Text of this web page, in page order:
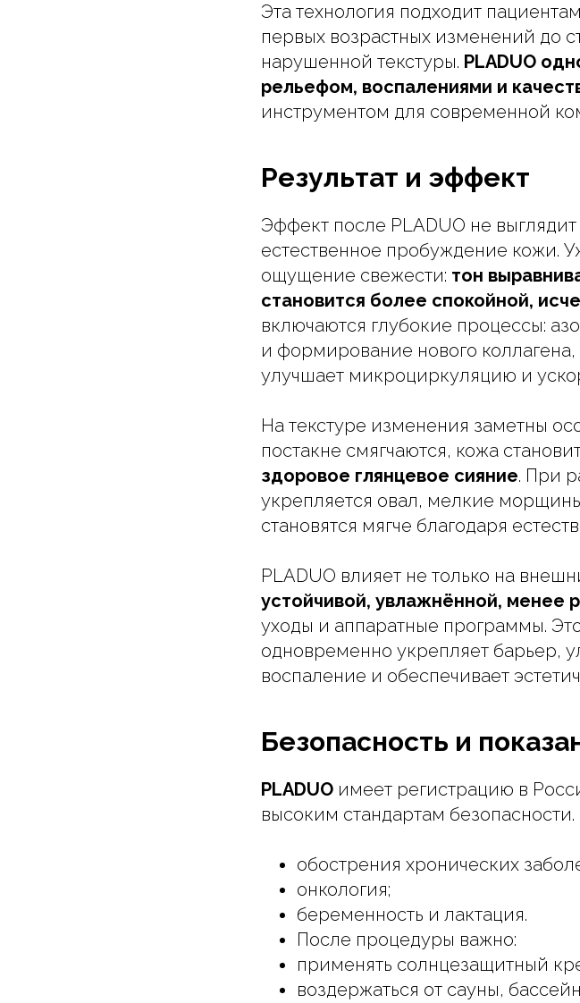
Эта технология подходит
первых возрастных изменений до
нарушенной текстуры. PLADUO
рельефом, воспалениями и
инструментом для современной
Результат и эффект
Эффект после PLADUO не
естественное пробуждение кожи.
ощущение свежести: тон
становится более спокойной,
включаются глубокие процессы:
и формирование нового
улучшает микроциркуляцию и
На текстуре изменения заметны
постакне смягчаются, кожа
здоровое глянцевое сияние. При
укрепляется овал, мелкие
становятся мягче благодаря
PLADUO влияет не только на
устойчивой, увлажнённой, менее
уходы и аппаратные программы.
одновременно укрепляет барьер,
воспаление и обеспечивает
Безопасность и
PLADUO имеет регистрацию в
высоким стандартам
обострения хронических
онкология;
беременность и лактация.
После процедуры важно:
применять солнцезащитный
воздержаться от сауны,